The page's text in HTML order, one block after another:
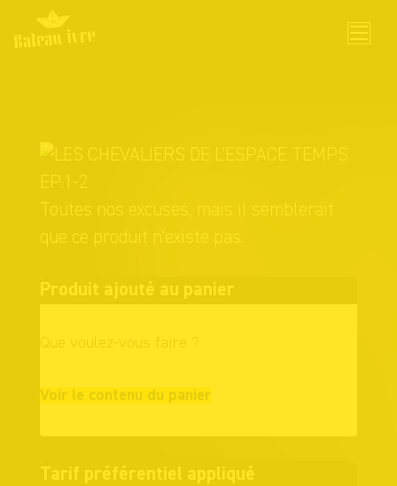
content
Toutes nos excuses, mais il semblerait
que ce produit n'existe pas.
Produit ajouté au panier
Que voulez-vous faire ?
Voir le contenu du panier
Tarif préférentiel appliqué